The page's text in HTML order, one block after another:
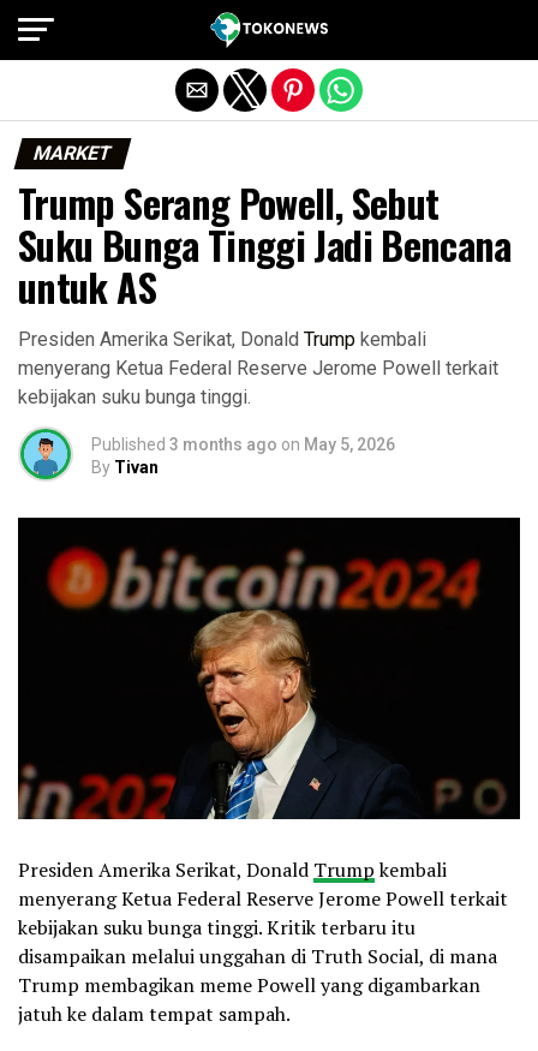
MARKET
Trump Serang Powell, Sebut
Suku Bunga Tinggi Jadi Bencana
untuk AS
Presiden Amerika Serikat, Donald Trump kembali
menyerang Ketua Federal Reserve Jerome Powell terkait
kebijakan suku bunga tinggi.
Published 3 months ago on May 5, 2026
By Tivan
Presiden Amerika Serikat, Donald Trumpkembali
menyerang Ketua Federal Reserve Jerome Powell terkait
kebijakan suku bunga tinggi. Kritik terbaru itu
disampaikan melalui unggahan di Truth Social, di mana
Trump membagikan meme Powell yang digambarkan
jatuh ke dalam tempat sampah.
Exit mobile version